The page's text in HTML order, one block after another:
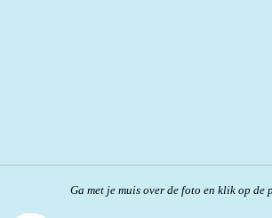
Ga met je muis over de foto en klik op